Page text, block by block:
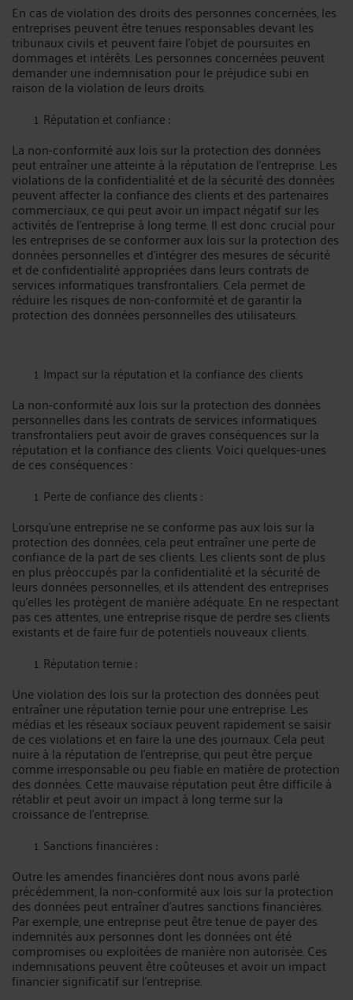
En cas de violation des droits des personnes concernées, les
entreprises peuvent être tenues responsables devant les
tribunaux civils et peuvent faire l'objet de poursuites en
dommages et intérêts. Les personnes concernées peuvent
demander une indemnisation pour le préjudice subi en
raison de la violation de leurs droits.
Réputation et confiance :
La non-conformité aux lois sur la protection des données
peut entraîner une atteinte à la réputation de l'entreprise. Les
violations de la confidentialité et de la sécurité des données
peuvent affecter la confiance des clients et des partenaires
commerciaux, ce qui peut avoir un impact négatif sur les
activités de l'entreprise à long terme. Il est donc crucial pour
les entreprises de se conformer aux lois sur la protection des
données personnelles et d'intégrer des mesures de sécurité
et de confidentialité appropriées dans leurs contrats de
services informatiques transfrontaliers. Cela permet de
réduire les risques de non-conformité et de garantir la
protection des données personnelles des utilisateurs.
Impact sur la réputation et la confiance des clients
La non-conformité aux lois sur la protection des données
personnelles dans les contrats de services informatiques
transfrontaliers peut avoir de graves conséquences sur la
réputation et la confiance des clients. Voici quelques-unes
de ces conséquences :
Perte de confiance des clients :
Lorsqu'une entreprise ne se conforme pas aux lois sur la
protection des données, cela peut entraîner une perte de
confiance de la part de ses clients. Les clients sont de plus
en plus préoccupés par la confidentialité et la sécurité de
leurs données personnelles, et ils attendent des entreprises
qu'elles les protègent de manière adéquate. En ne respectant
pas ces attentes, une entreprise risque de perdre ses clients
existants et de faire fuir de potentiels nouveaux clients.
Réputation ternie :
Une violation des lois sur la protection des données peut
entraîner une réputation ternie pour une entreprise. Les
médias et les réseaux sociaux peuvent rapidement se saisir
de ces violations et en faire la une des journaux. Cela peut
nuire à la réputation de l'entreprise, qui peut être perçue
comme irresponsable ou peu fiable en matière de protection
des données. Cette mauvaise réputation peut être difficile à
rétablir et peut avoir un impact à long terme sur la
croissance de l'entreprise.
Sanctions financières :
Outre les amendes financières dont nous avons parlé
précédemment, la non-conformité aux lois sur la protection
des données peut entraîner d'autres sanctions financières.
Par exemple, une entreprise peut être tenue de payer des
indemnités aux personnes dont les données ont été
compromises ou exploitées de manière non autorisée. Ces
indemnisations peuvent être coûteuses et avoir un impact
financier significatif sur l'entreprise.